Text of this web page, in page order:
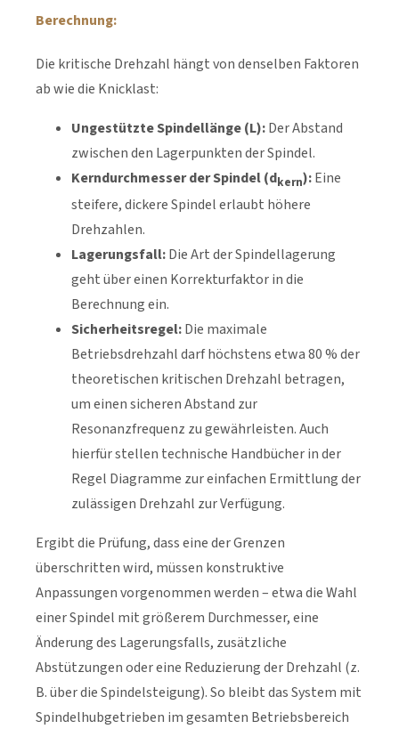
Berechnung:
Die kritische Drehzahl hängt von denselben Faktoren
ab wie die Knicklast:
Ungestützte Spindellänge (L):Der Abstand
zwischen den Lagerpunkten der Spindel.
Kerndurchmesser der Spindel (dkern):Eine
steifere, dickere Spindel erlaubt höhere
Drehzahlen.
Lagerungsfall:Die Art der Spindellagerung
geht über einen Korrekturfaktor in die
Berechnung ein.
Sicherheitsregel:Die maximale
Betriebsdrehzahl darf höchstens etwa 80 % der
theoretischen kritischen Drehzahl betragen,
um einen sicheren Abstand zur
Resonanzfrequenz zu gewährleisten. Auch
hierfür stellen technische Handbücher in der
Regel Diagramme zur einfachen Ermittlung der
zulässigen Drehzahl zur Verfügung.
Ergibt die Prüfung, dass eine der Grenzen
überschritten wird, müssen konstruktive
Anpassungen vorgenommen werden – etwa die Wahl
einer Spindel mit größerem Durchmesser, eine
Änderung des Lagerungsfalls, zusätzliche
Abstützungen oder eine Reduzierung der Drehzahl (z.
B. über die Spindelsteigung). So bleibt das System mit
Spindelhubgetrieben im gesamten Betriebsbereich